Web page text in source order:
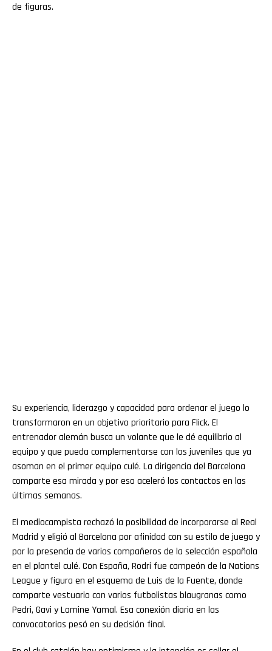
de figuras.
Su experiencia, liderazgo y capacidad para ordenar el juego lo
transformaron en un objetivo prioritario para Flick. El
entrenador alemán busca un volante que le dé equilibrio al
equipo y que pueda complementarse con los juveniles que ya
asoman en el primer equipo culé. La dirigencia del Barcelona
comparte esa mirada y por eso aceleró los contactos en las
últimas semanas.
El mediocampista rechazó la posibilidad de incorporarse al Real
Madrid y eligió al Barcelona por afinidad con su estilo de juego y
por la presencia de varios compañeros de la selección española
en el plantel culé. Con España, Rodri fue campeón de la Nations
League y figura en el esquema de Luis de la Fuente, donde
comparte vestuario con varios futbolistas blaugranas como
Pedri, Gavi y Lamine Yamal. Esa conexión diaria en las
convocatorias pesó en su decisión final.